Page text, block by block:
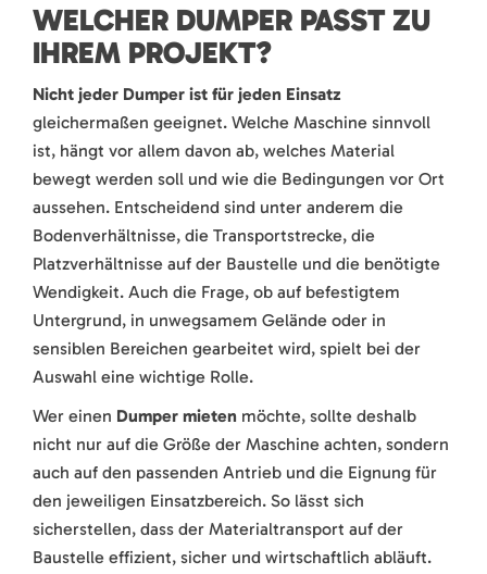
WELCHER DUMPER PASST ZU
IHREM PROJEKT?
Nicht jeder Dumper ist für jeden Einsatz
gleichermaßen geeignet. Welche Maschine sinnvoll
ist, hängt vor allem davon ab, welches Material
bewegt werden soll und wie die Bedingungen vor Ort
aussehen. Entscheidend sind unter anderem die
Bodenverhältnisse, die Transportstrecke, die
Platzverhältnisse auf der Baustelle und die benötigte
Wendigkeit. Auch die Frage, ob auf befestigtem
Untergrund, in unwegsamem Gelände oder in
sensiblen Bereichen gearbeitet wird, spielt bei der
Auswahl eine wichtige Rolle.
Wer einen Dumper mieten möchte, sollte deshalb
nicht nur auf die Größe der Maschine achten, sondern
auch auf den passenden Antrieb und die Eignung für
den jeweiligen Einsatzbereich. So lässt sich
sicherstellen, dass der Materialtransport auf der
Baustelle effizient, sicher und wirtschaftlich abläuft.